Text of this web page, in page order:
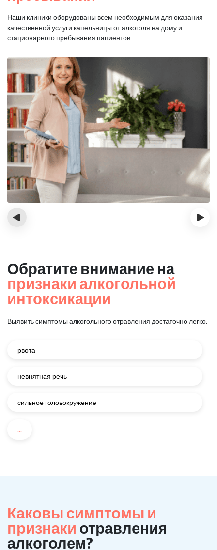
Наши клиники оборудованы всем необходимым для оказания
качественной услуги капельницы от алкоголя на дому и
стационарного пребывания пациентов
‹ ›
Обратите внимание на
признаки алкогольной
интоксикации
Выявить симптомы алкогольного отравления достаточно легко.
рвота
невнятная речь
сильное головокружение
...
Каковы симптомы и
признаки отравления
алкоголем?